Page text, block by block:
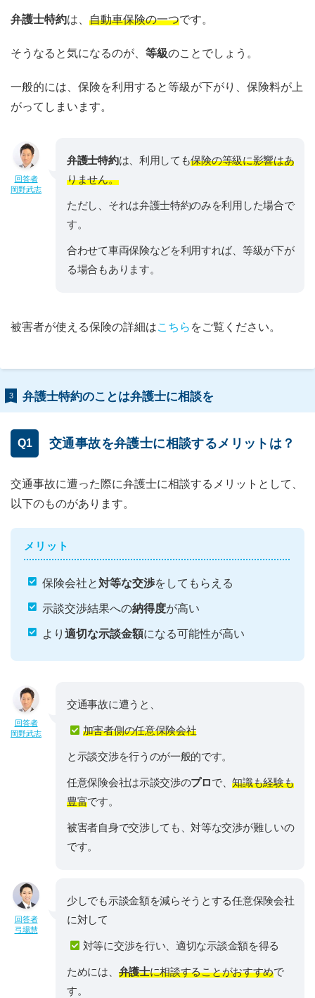
弁護士特約は、 自動車保険の一つです。
そうなると気になるのが、 等級のことでしょう。
一般的には、保険を利用すると等級が下がり、保険料が上
がってしまいます。
回答者
岡野武志
弁護士特約は、利用しても保険の等級に影響はあ
りません。
ただし、それは弁護士特約のみを利用した場合で
す。
合わせて車両保険などを利用すれば、等級が下が
る場合もあります。
被害者が使える保険の詳細はこちら をご覧ください。
3 弁護士特約のことは弁護士に相談を
Q1 交通事故を弁護士に相談するメリットは？
交通事故に遭った際に弁護士に相談するメリットとして、
以下のものがあります。
メリット
保険会社と対等な交渉をしてもらえる
示談交渉結果への納得度が高い
より 適切な示談金額になる可能性が高い
回答者
岡野武志
交通事故に遭うと、
加害者側の任意保険会社
と示談交渉を行うのが一般的です。
任意保険会社は示談交渉のプロで、知識も経験も
豊富です。
被害者自身で交渉しても、対等な交渉が難しいの
です。
回答者
弓場慧
少しでも示談金額を減らそうとする任意保険会社
に対して
対等に交渉を行い、適切な示談金額を得る
ためには、 弁護士に相談することがおすすめで
す。